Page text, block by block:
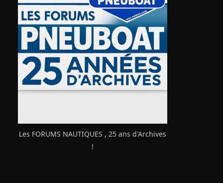
Les FORUMS NAUTIQUES , 25 ans d'Archives
!